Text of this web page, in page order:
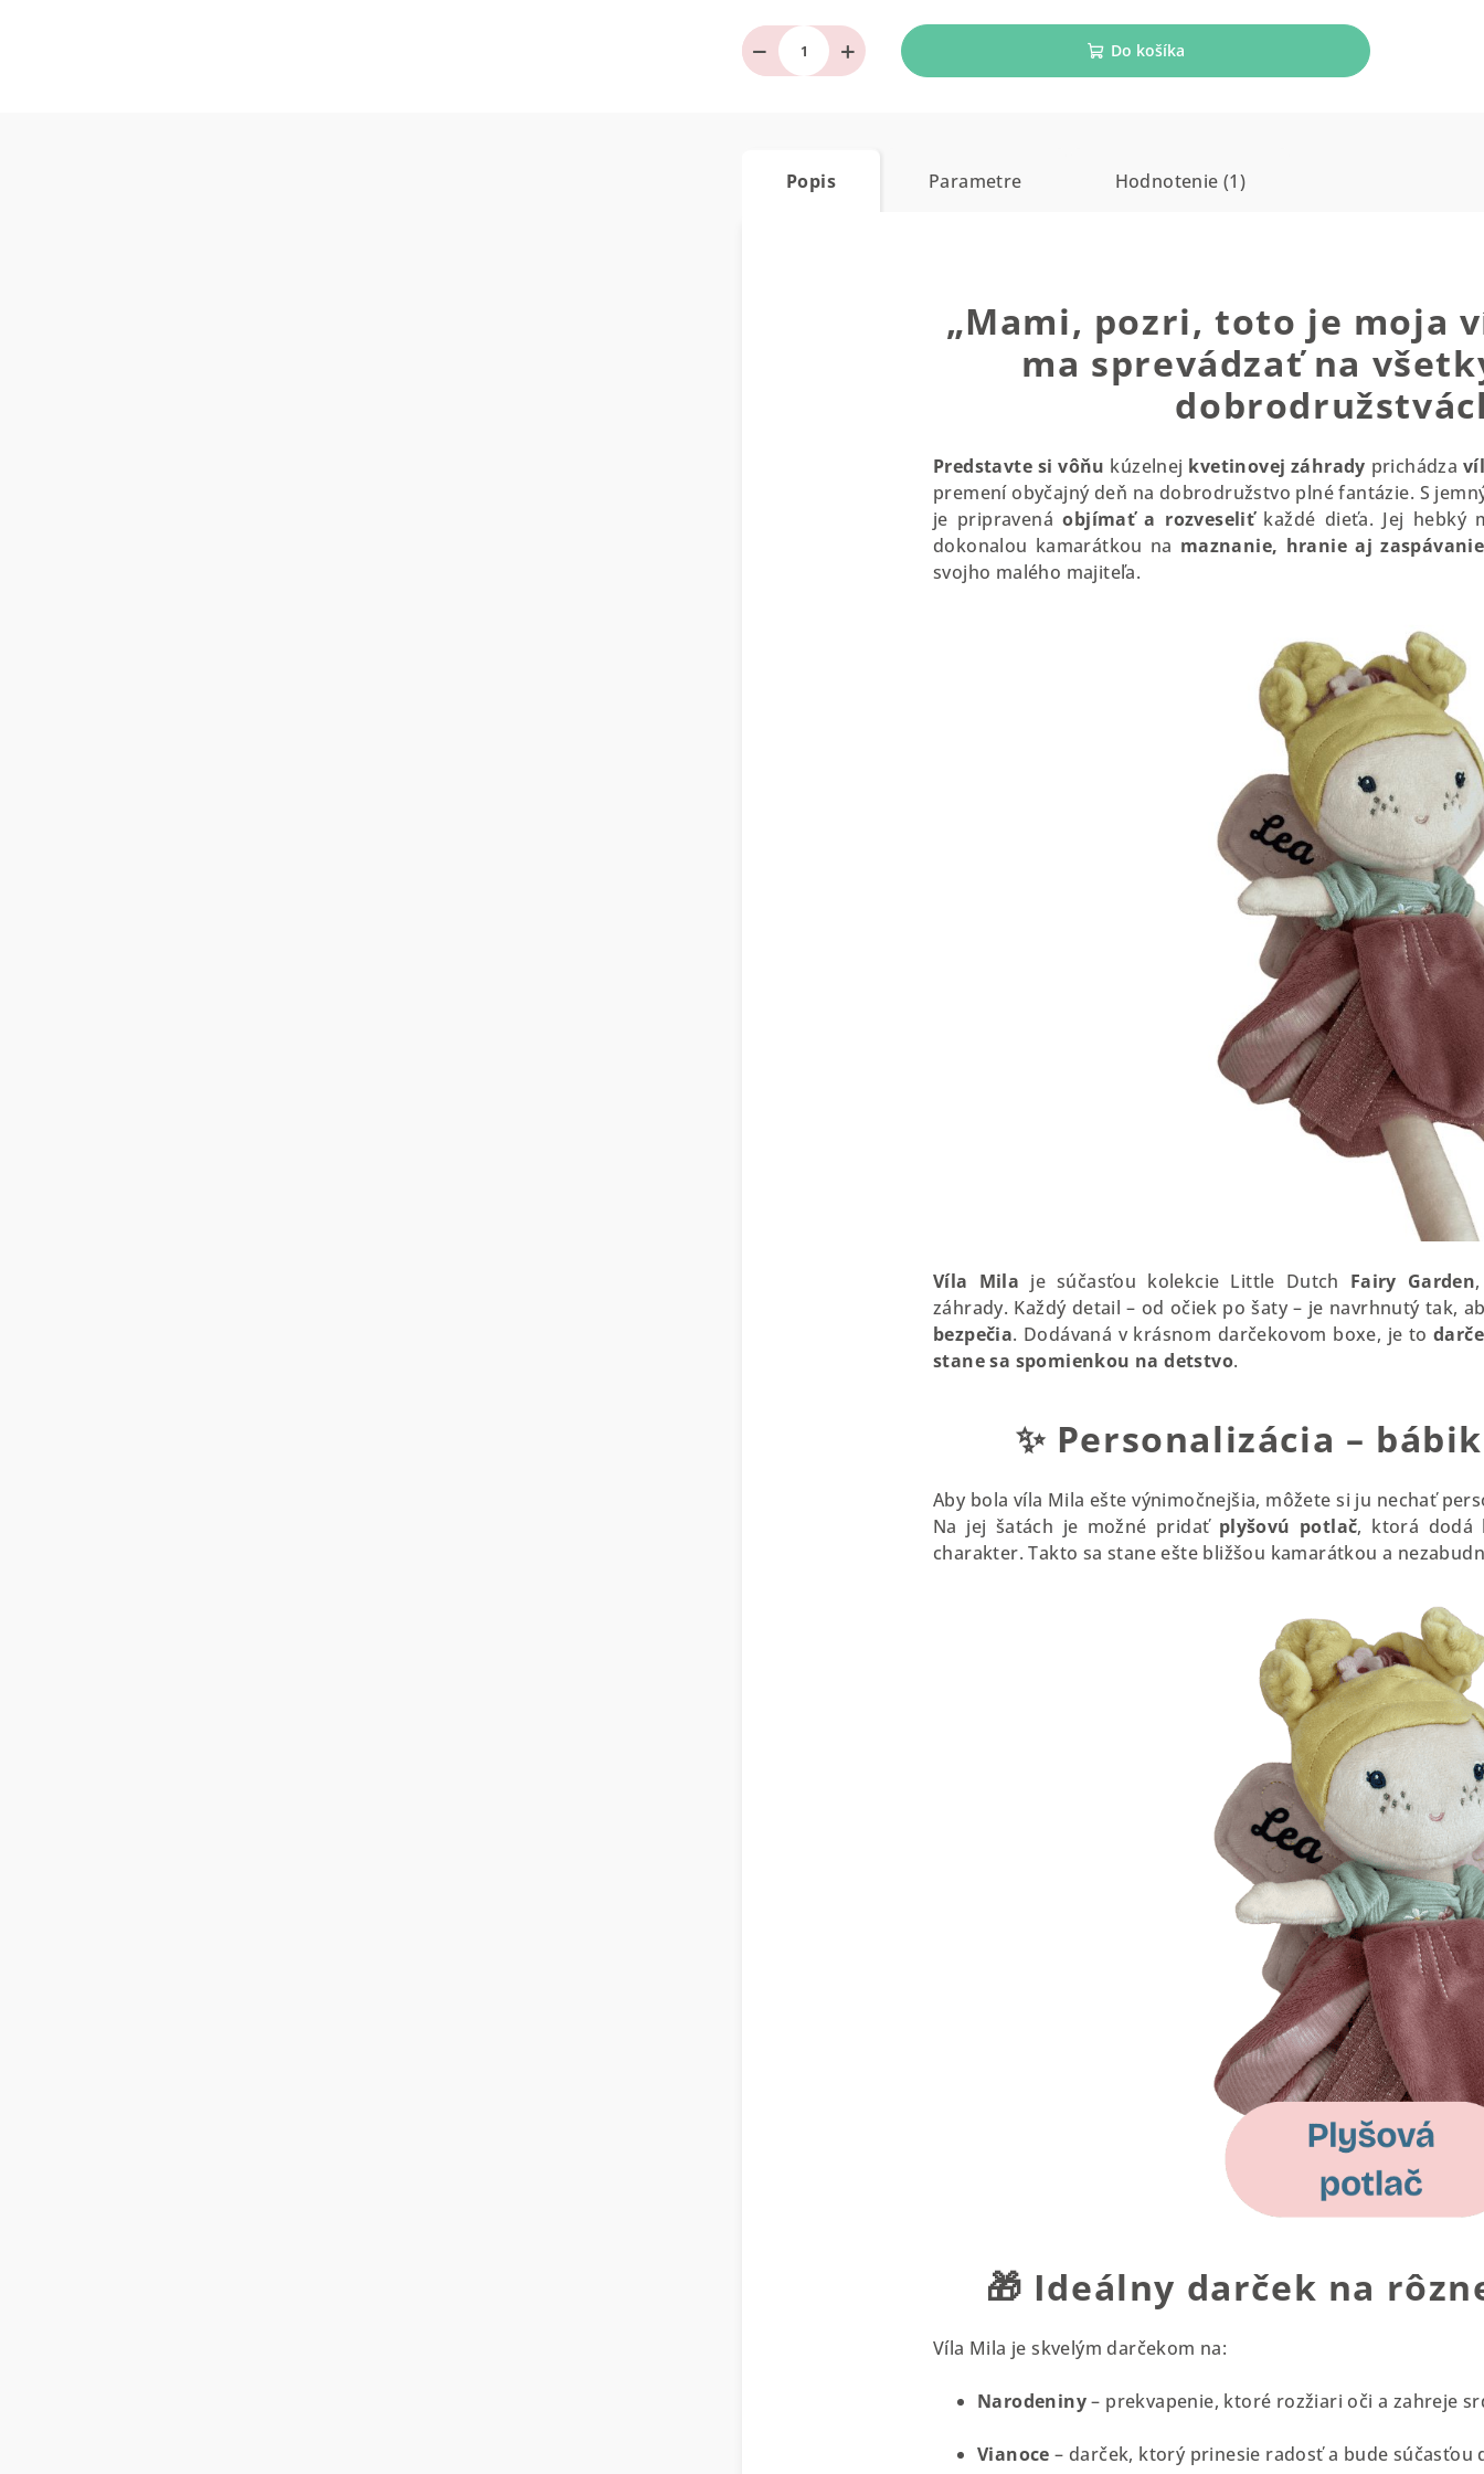
+
− Do košíka
Popis Parametre Hodnotenie (1)
„Mami, pozri, toto je moja
ma sprevádzať na
Predstavte si vôňu kúzelnej kvetinovej záhrady prichádza
premení obyčajný deň na dobrodružstvo plné fantázie. S
je pripravenáobjímaťa rozveseliťkaždé dieťa. Jej hebký
dokonalou kamarátkou na maznanie, hranie aj zaspávanie
svojho malého majiteľa.
Víla Mila je súčasťou kolekcie Little Dutch Fairy Garden
záhrady. Každý detail – od očiek po šaty – je navrhnutý tak,
bezpečia. Dodávaná v krásnom darčekovom boxe, je to
stane sa spomienkou na detstvo.
✨ Personalizácia –
Aby bola víla Mila ešte výnimočnejšia, môžete si ju nechať
Na jej šatách je možné pridať plyšovú potlač, ktorá dodá
charakter. Takto sa stane ešte bližšou kamarátkou a
🎁 Ideálny darček na
Víla Mila je skvelým darčekom na:
Narodeniny– prekvapenie, ktoré rozžiari oči a zahreje
Vianoce – darček, ktorý prinesie radosť a bude súčasťou